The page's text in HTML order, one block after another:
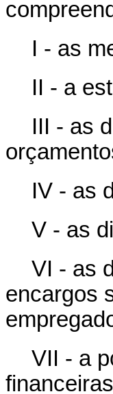
I - as
II - a
III - as
IV - as
V - as
VI - as
encargos
VII - a